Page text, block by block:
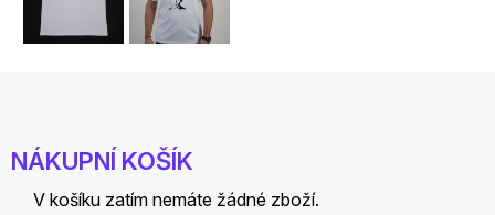
NÁKUPNÍ KOŠÍK
V košíku zatím nemáte žádné zboží.